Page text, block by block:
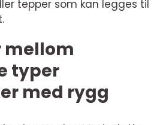
tepper som kan legges til
mellom
typer
med rygg